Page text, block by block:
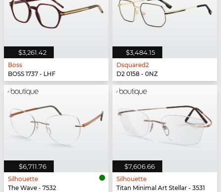
$3,261.42
Boss
BOSS 1737 - LHF
$3,484.15
Dsquared2
D2 0158 - 0NZ
$6,711.76
Silhouette
The Wave - 7532
$7,606.66
Silhouette
Titan Minimal Art Stellar - 3531